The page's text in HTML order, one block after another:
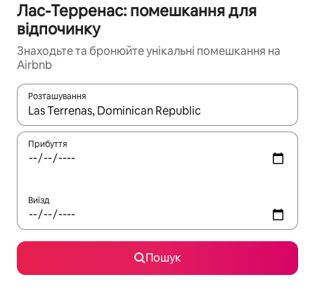
Лас-Терренас: помешкання для
відпочинку
Знаходьте та бронюйте унікальні помешкання на
Airbnb
Розташування
Отримавши результати пошуку, використовуйте для
Прибуття
Виїзд
Пошук